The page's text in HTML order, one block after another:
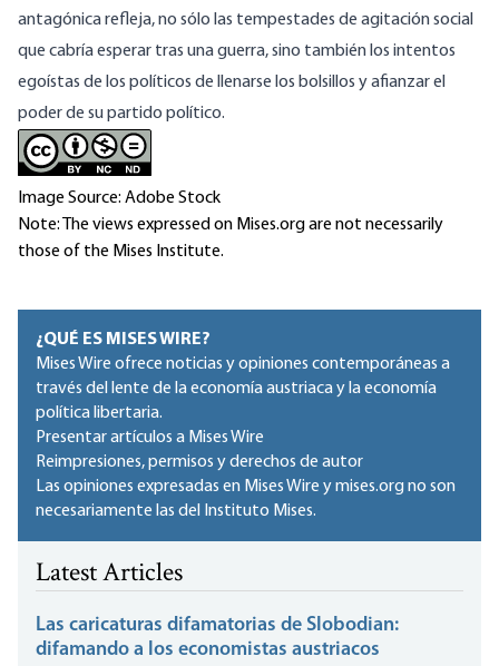
antagónica refleja, no sólo las tempestades de agitación social
que cabría esperar tras una guerra, sino también los intentos
egoístas de los políticos de llenarse los bolsillos y afianzar el
poder de su partido político.
Image Source: Adobe Stock
Note: The views expressed on Mises.org are not necessarily
those of the Mises Institute.
¿QUÉ ES MISES WIRE?
Mises Wire ofrece noticias y opiniones contemporáneas a
través del lente de la economía austriaca y la economía
política libertaria.
Presentar artículos a Mises Wire
Reimpresiones, permisos y derechos de autor
Las opiniones expresadas en Mises Wire y mises.org no son
necesariamente las del Instituto Mises.
Latest Articles
Las caricaturas difamatorias de Slobodian:
difamando a los economistas austriacos